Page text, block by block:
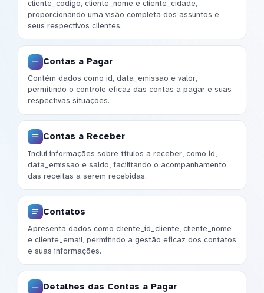
cliente_codigo, cliente_nome e cliente_cidade,
proporcionando uma visão completa dos assuntos e
seus respectivos clientes.
Contas a Pagar
Contém dados como id, data_emissao e valor,
permitindo o controle eficaz das contas a pagar e suas
respectivas situações.
Contas a Receber
Inclui informações sobre títulos a receber, como id,
data_emissao e saldo, facilitando o acompanhamento
das receitas a serem recebidas.
Contatos
Apresenta dados como cliente_id_cliente, cliente_nome
e cliente_email, permitindo a gestão eficaz dos contatos
e suas informações.
Detalhes das Contas a Pagar